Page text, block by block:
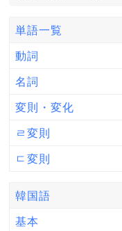
単語一覧
動詞
名詞
変則・変化
ㄹ変則
ㄷ変則
韓国語
基本